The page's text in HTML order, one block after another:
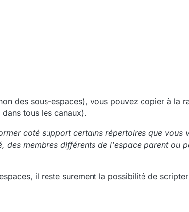
des sous-espaces), vous pouvez copier à la
tous les canaux).
coté support certains répertoires que vous
des membres différents de l'espace parent ou
il reste surement la possibilité de